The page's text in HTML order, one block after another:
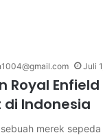
Juli
Royal Enfield
di Indonesia
merek